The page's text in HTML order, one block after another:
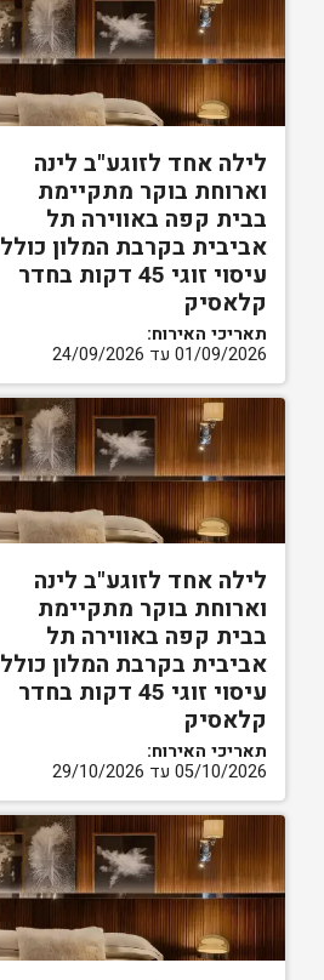
לילה אחד לזוגע"ב לינה
וארוחת בוקר מתקיימת
בבית קפה באווירה תל
אביבית בקרבת המלון כולל
עיסוי זוגי 45 דקות בחדר
קלאסיק
תאריכי האירוח:
01/09/2026 עד 24/09/2026
לילה אחד לזוגע"ב לינה
וארוחת בוקר מתקיימת
בבית קפה באווירה תל
אביבית בקרבת המלון כולל
עיסוי זוגי 45 דקות בחדר
קלאסיק
תאריכי האירוח:
05/10/2026 עד 29/10/2026